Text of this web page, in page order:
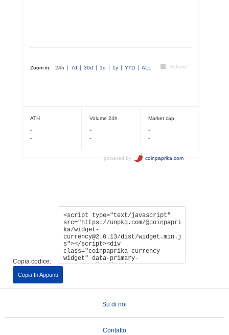
Copia codice:
Copia In Appunti
Su di noi
Contatto